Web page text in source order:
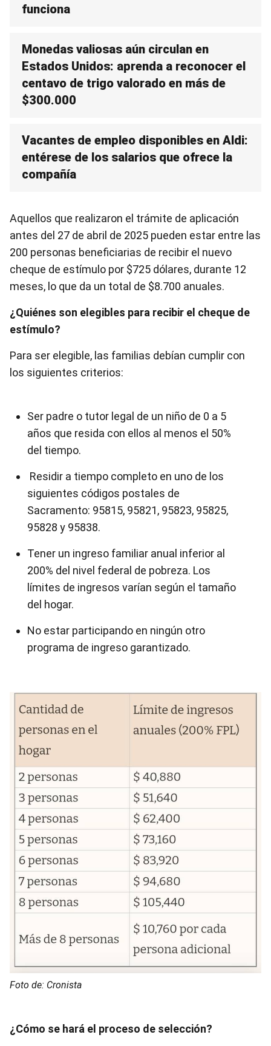
funciona
Monedas valiosas aún circulan en
Estados Unidos: aprenda a reconocer el
centavo de trigo valorado en más de
$300.000
Vacantes de empleo disponibles en Aldi:
entérese de los salarios que ofrece la
compañía
Aquellos que realizaron el trámite de aplicación
antes del 27 de abril de 2025 pueden estar entre las
200 personas beneficiarias de recibir el nuevo
cheque de estímulo por $725 dólares, durante 12
meses, lo que da un total de $8.700 anuales.
¿Quiénes son elegibles para recibir el cheque de
estímulo?
Para ser elegible, las familias debían cumplir con
los siguientes criterios:
Ser padre o tutor legal de un niño de 0 a 5
años que resida con ellos al menos el 50%
del tiempo.
Residir a tiempo completo en uno de los
siguientes códigos postales de
Sacramento: 95815, 95821, 95823, 95825,
95828 y 95838.
Tener un ingreso familiar anual inferior al
200% del nivel federal de pobreza. Los
límites de ingresos varían según el tamaño
del hogar.
No estar participando en ningún otro
programa de ingreso garantizado.
Foto de: Cronista
¿Cómo se hará el proceso de selección?